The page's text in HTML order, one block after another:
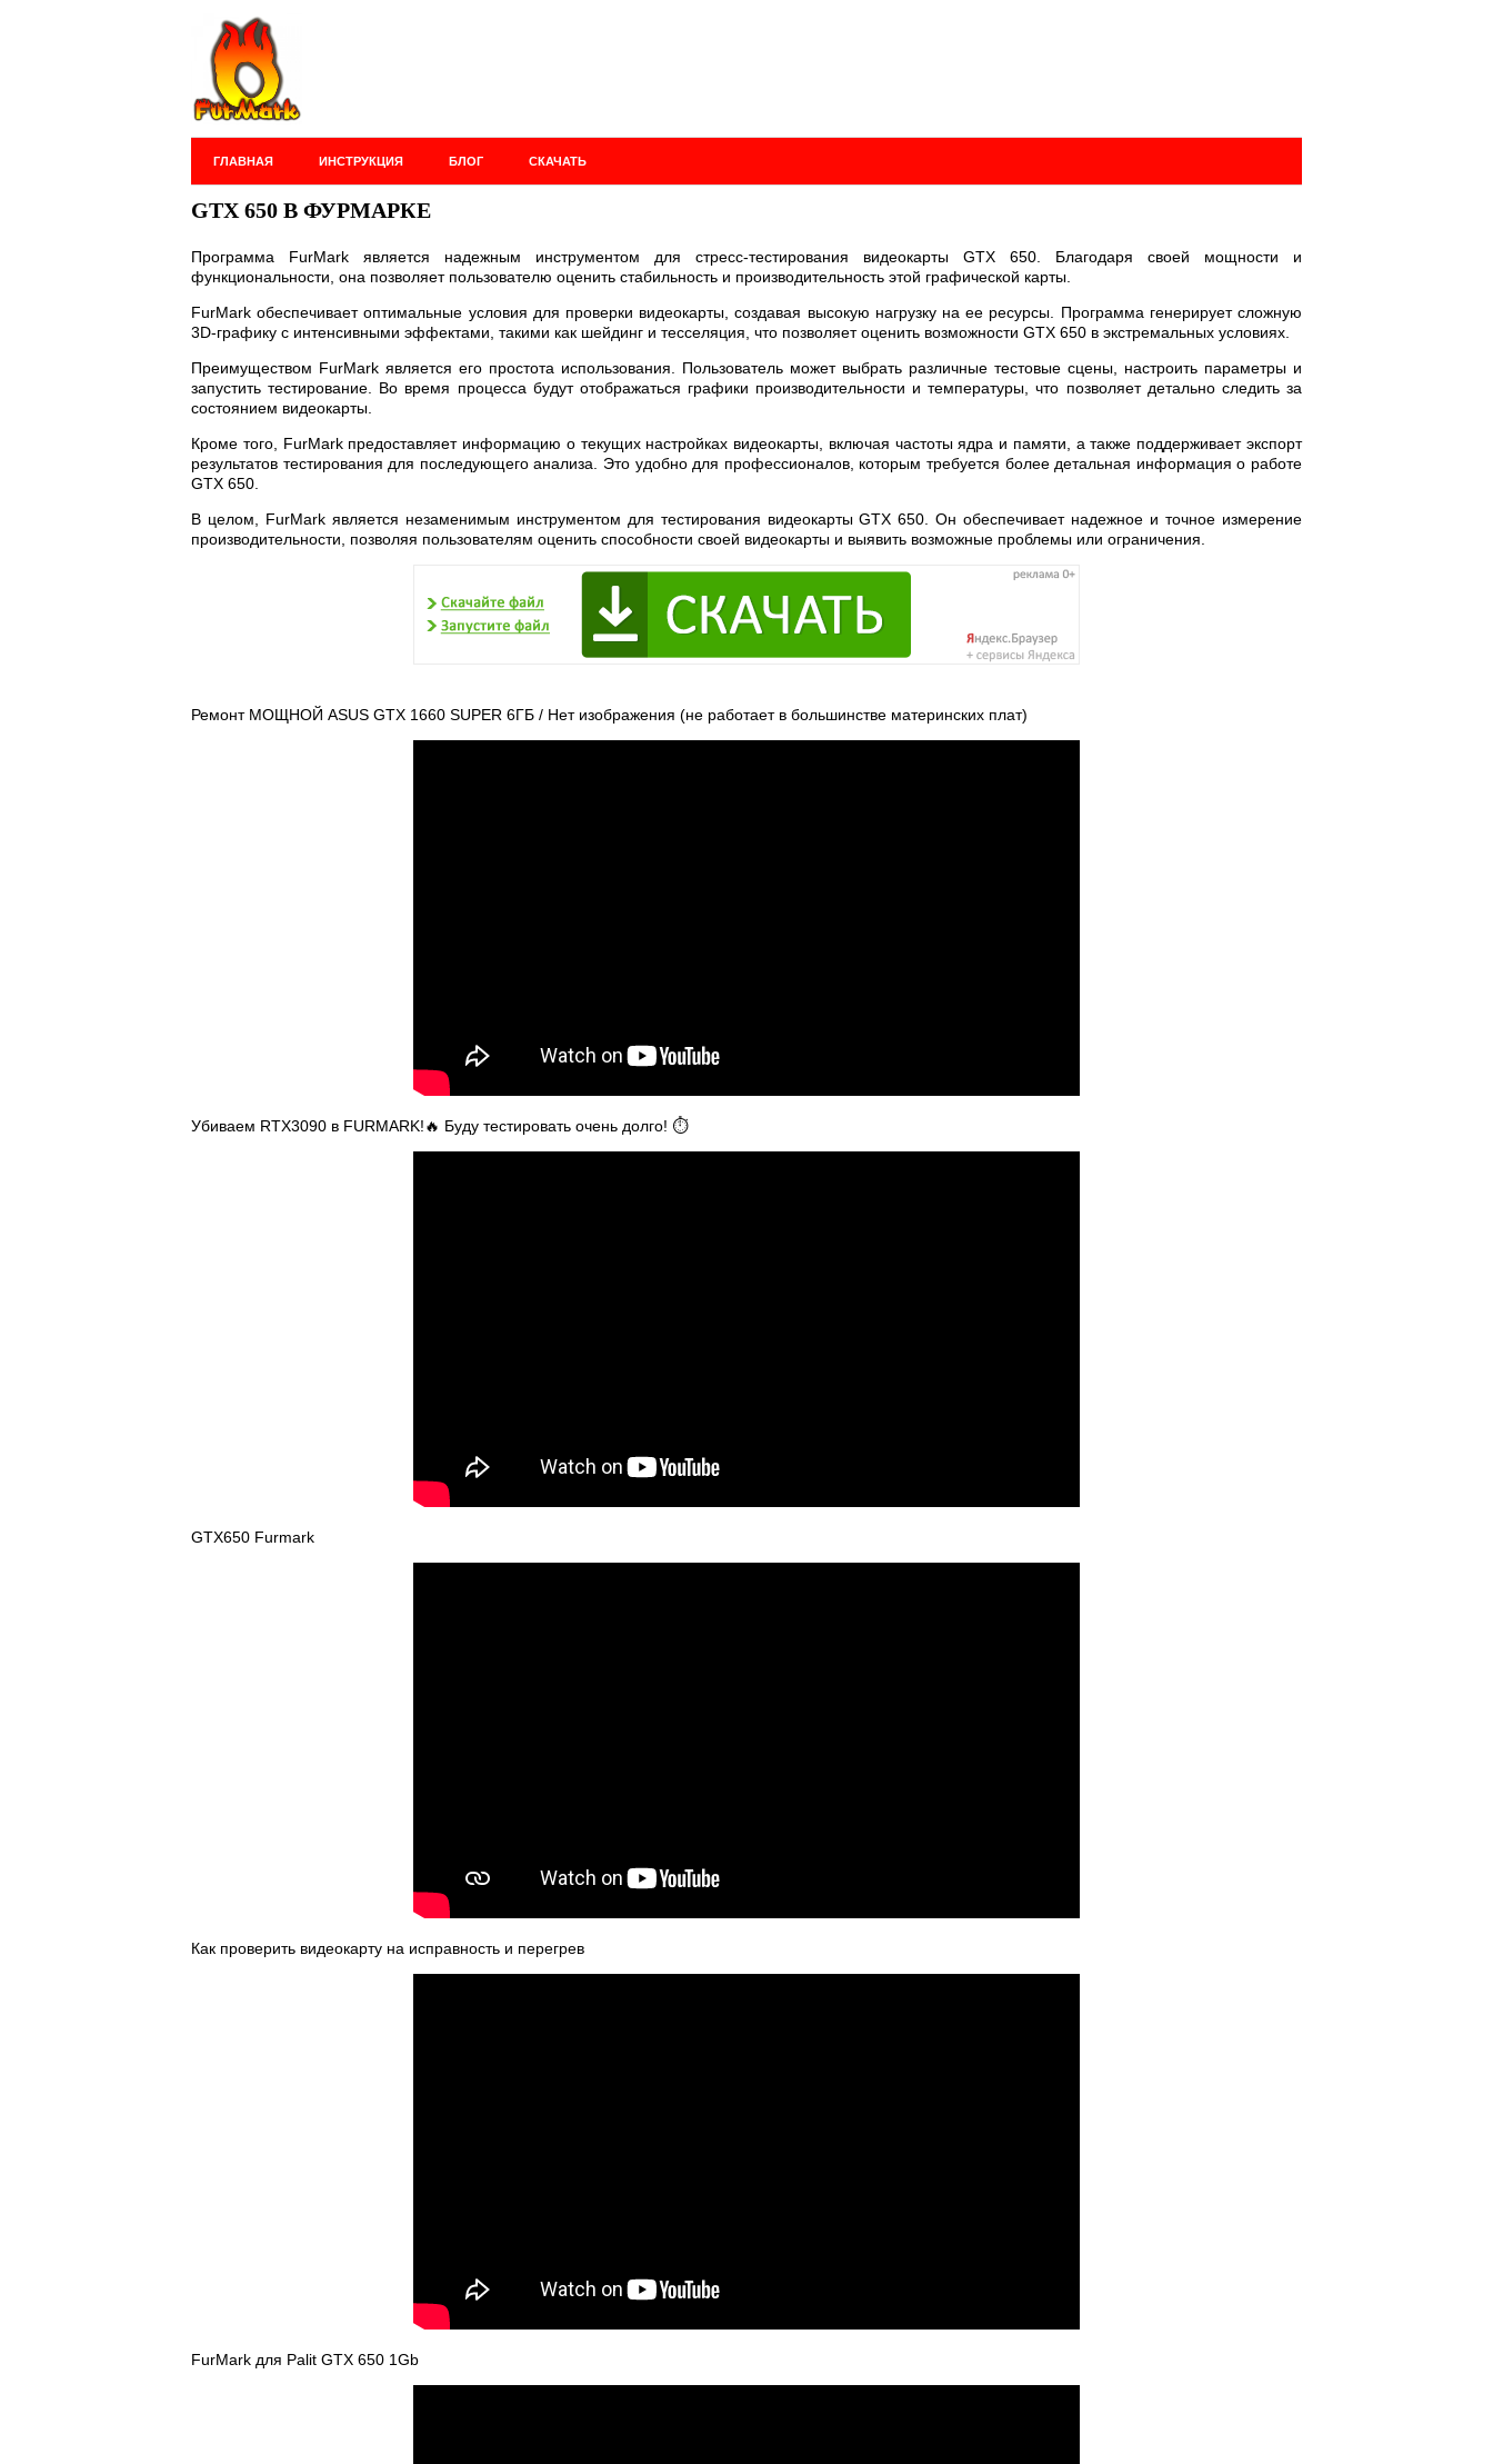
ГЛАВНАЯ ИНСТРУКЦИЯ БЛОГ СКАЧАТЬ
GTX 650 В ФУРМАРКЕ
Программа FurMark является надежным инструментом для стресс-тестирования видеокарты GTX 650. Благодаря своей мощности и
функциональности, она позволяет пользователю оценить стабильность и производительность этой графической карты.
FurMark обеспечивает оптимальные условия для проверки видеокарты, создавая высокую нагрузку на ее ресурсы. Программа генерирует сложную
3D-графику с интенсивными эффектами, такими как шейдинг и тесселяция, что позволяет оценить возможности GTX 650 в экстремальных условиях.
Преимуществом FurMark является его простота использования. Пользователь может выбрать различные тестовые сцены, настроить параметры и
запустить тестирование. Во время процесса будут отображаться графики производительности и температуры, что позволяет детально следить за
состоянием видеокарты.
Кроме того, FurMark предоставляет информацию о текущих настройках видеокарты, включая частоты ядра и памяти, а также поддерживает экспорт
результатов тестирования для последующего анализа. Это удобно для профессионалов, которым требуется более детальная информация о работе
GTX 650.
В целом, FurMark является незаменимым инструментом для тестирования видеокарты GTX 650. Он обеспечивает надежное и точное измерение
производительности, позволяя пользователям оценить способности своей видеокарты и выявить возможные проблемы или ограничения.
Ремонт МОЩНОЙ ASUS GTX 1660 SUPER 6ГБ / Нет изображения (не работает в большинстве материнских плат)
Убиваем RTX3090 в FURMARK!🔥 Буду тестировать очень долго! ⏱️
GTX650 Furmark
Как проверить видеокарту на исправность и перегрев
FurMark для Palit GTX 650 1Gb